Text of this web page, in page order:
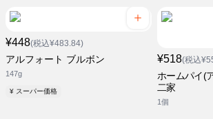
¥448(税込¥483.84)
アルフォート ブルボン
147g
¥ スーパー価格
¥518(税込
ホームパイ(
二家
1個